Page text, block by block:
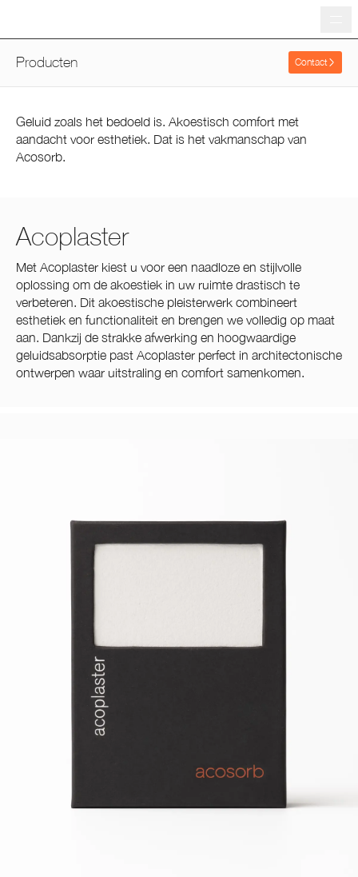
Producten Contact
Geluid zoals het bedoeld is. Akoestisch comfort met
aandacht voor esthetiek. Dat is het vakmanschap van
Acosorb.
Acoplaster
Met Acoplaster kiest u voor een naadloze en stijlvolle
oplossing om de akoestiek in uw ruimte drastisch te
verbeteren. Dit akoestische pleisterwerk combineert
esthetiek en functionaliteit en brengen we volledig op maat
aan. Dankzij de strakke afwerking en hoogwaardige
geluidsabsorptie past Acoplaster perfect in architectonische
ontwerpen waar uitstraling en comfort samenkomen.